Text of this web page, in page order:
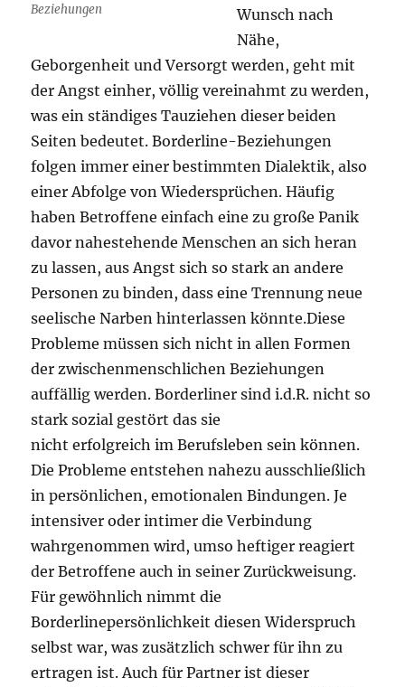
Beziehungen
Wunsch nach
Nähe,
Geborgenheit und Versorgt werden, geht mit
der Angst einher, völlig vereinahmt zu werden,
was ein ständiges Tauziehen dieser beiden
Seiten bedeutet. Borderline-Beziehungen
folgen immer einer bestimmten Dialektik, also
einer Abfolge von Wiedersprüchen. Häufig
haben Betroffene einfach eine zu große Panik
davor nahestehende Menschen an sich heran
zu lassen, aus Angst sich so stark an andere
Personen zu binden, dass eine Trennung neue
seelische Narben hinterlassen könnte.Diese
Probleme müssen sich nicht in allen Formen
der zwischenmenschlichen Beziehungen
auffällig werden. Borderliner sind i.d.R. nicht so
stark sozial gestört das sie
nicht erfolgreich im Berufsleben sein können.
Die Probleme entstehen nahezu ausschließlich
in persönlichen, emotionalen Bindungen. Je
intensiver oder intimer die Verbindung
wahrgenommen wird, umso heftiger reagiert
der Betroffene auch in seiner Zurückweisung.
Für gewöhnlich nimmt die
Borderlinepersönlichkeit diesen Widerspruch
selbst war, was zusätzlich schwer für ihn zu
ertragen ist. Auch für Partner ist dieser